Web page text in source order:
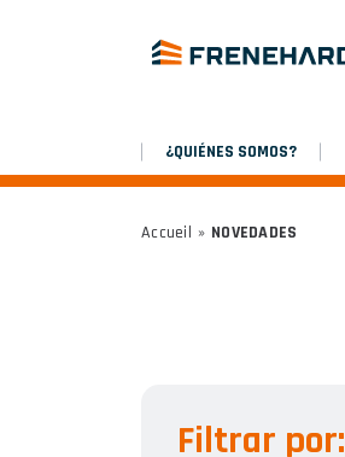
¿QUIÉNES SOMOS?
Accueil » NOVEDADES
Filtrar por: